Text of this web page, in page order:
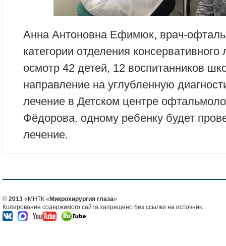
Анна Антоновна Ефимюк, врач-
категории отделения
осмотр 42 детей, 12 воспитанников
направление на углубленную
лечение в Детском центре
Фёдорова. одному ребенку будет
лечение.
© 2013 «МНТК « Микрохирургия глаза»
Копирование содержимого сайта запрещено без ссылки на источник.